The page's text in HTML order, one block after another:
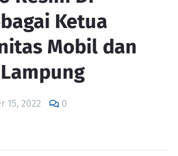
Ketua
Mobil dan
15, 2022 0